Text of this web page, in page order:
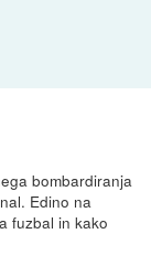
bombardiranja
Edino na
fuzbal in kako